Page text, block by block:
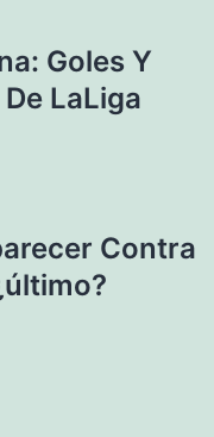
Goles Y
LaLiga
Contra